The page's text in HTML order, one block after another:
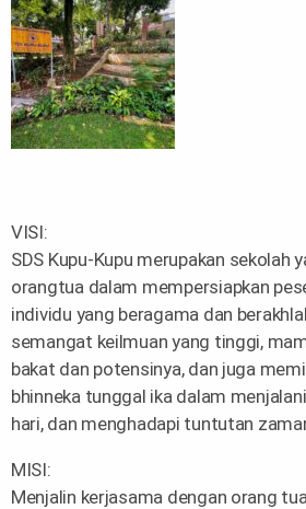
VISI:
SDS Kupu-Kupu merupakan sekolah
orangtua dalam mempersiapkan
individu yang beragama dan
semangat keilmuan yang tinggi,
bakat dan potensinya, dan juga
bhinneka tunggal ika dalam
hari, dan menghadapi tuntutan
MISI:
Menjalin kerjasama dengan orang